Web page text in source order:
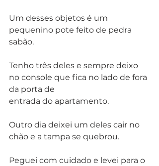
Um desses objetos é um
pequenino pote feito de pedra
sabão.
Tenho três deles e sempre deixo
no console que fica no lado de fora
da porta de
entrada do apartamento.
Outro dia deixei um deles cair no
chão e a tampa se quebrou.
Peguei com cuidado e levei para o